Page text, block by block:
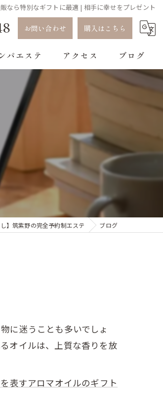
なら特別なギフトに最適 | 相手に幸せをプレゼント
お問い合わせ 購入はこちら
パエステ アクセス ブログ
】筑紫野の完全予約制エステ ブログ
に迷うことも多いでしょ
オイルは、上質な香りを放
表すアロマオイルのギフト